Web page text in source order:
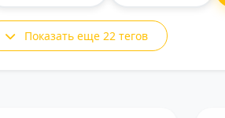
Показать еще 22 тегов